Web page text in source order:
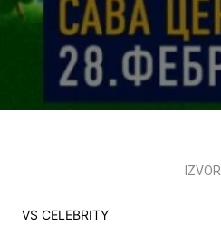
IZVOR
VS CELEBRITY